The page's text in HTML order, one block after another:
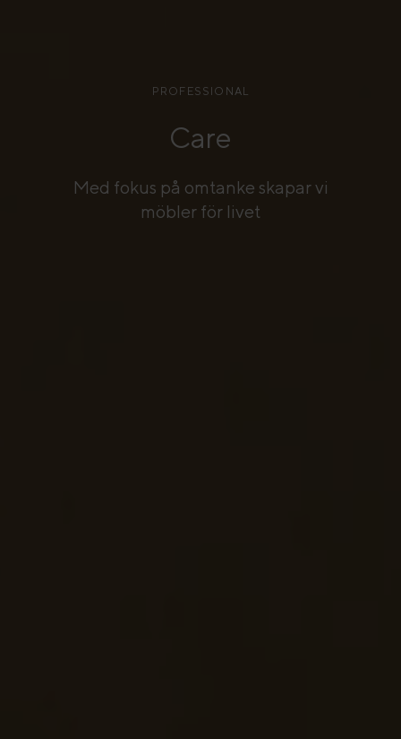
PROFESSIONAL
Care
Med fokus på omtanke skapar vi
möbler för livet